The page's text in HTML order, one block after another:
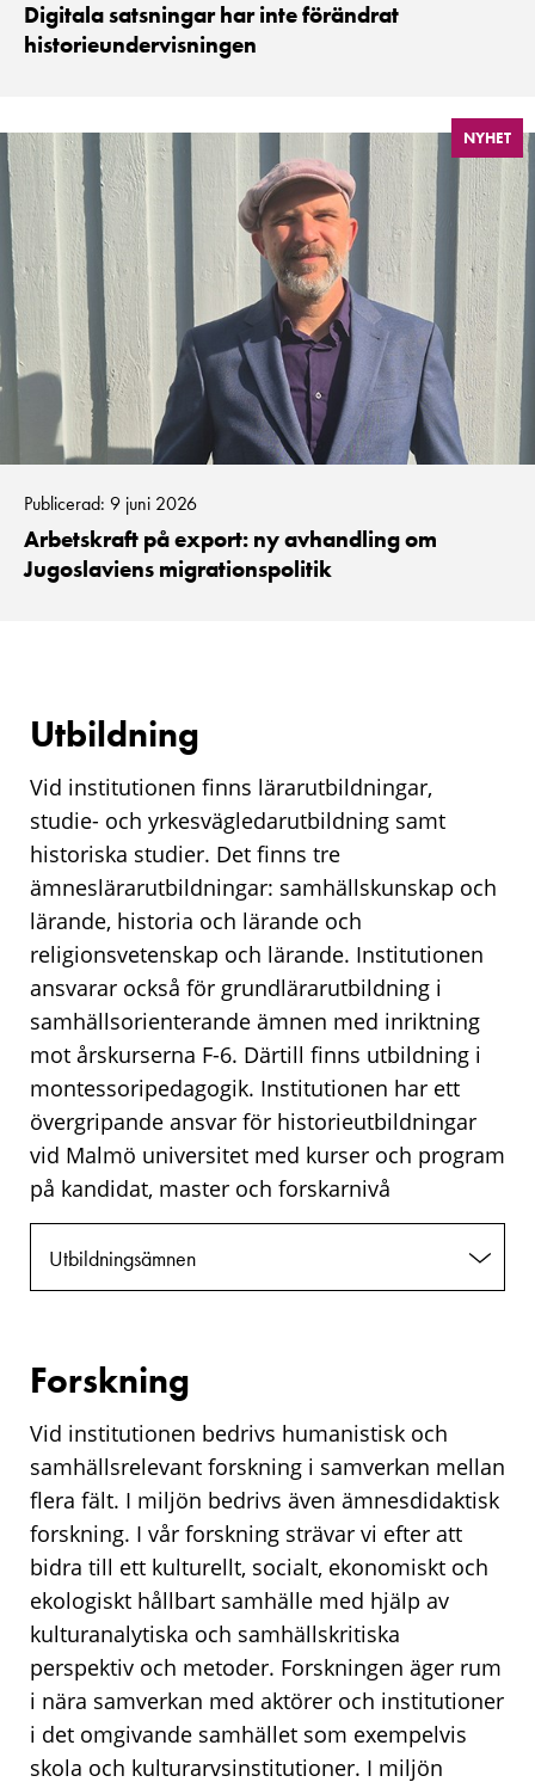
Digitala satsningar har inte förändrat
historieundervisningen
NYHET
Publicerad: 9 juni 2026
Arbetskraft på export: ny avhandling om
Jugoslaviens migrationspolitik
Utbildning
Vid institutionen finns lärarutbildningar,
studie- och yrkesvägledarutbildning samt
historiska studier. Det finns tre
ämneslärarutbildningar: samhällskunskap och
lärande, historia och lärande och
religionsvetenskap och lärande. Institutionen
ansvarar också för grundlärarutbildning i
samhällsorienterande ämnen med inriktning
mot årskurserna F-6. Därtill finns utbildning i
montessoripedagogik. Institutionen har ett
övergripande ansvar för historieutbildningar
vid Malmö universitet med kurser och program
på kandidat, master och forskarnivå
Utbildningsämnen
Forskning
Vid institutionen bedrivs humanistisk och
samhällsrelevant forskning i samverkan mellan
flera fält. I miljön bedrivs även ämnesdidaktisk
forskning. I vår forskning strävar vi efter att
bidra till ett kulturellt, socialt, ekonomiskt och
ekologiskt hållbart samhälle med hjälp av
kulturanalytiska och samhällskritiska
perspektiv och metoder. Forskningen äger rum
i nära samverkan med aktörer och institutioner
i det omgivande samhället som exempelvis
skola och kulturarvsinstitutioner. I miljön